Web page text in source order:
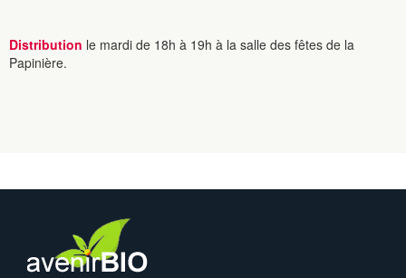
Distribution le mardi de 18h à 19h à la salle des fêtes de la
Papinière.